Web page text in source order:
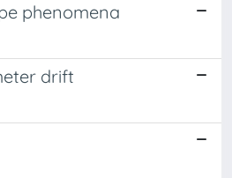
phenomena
drift